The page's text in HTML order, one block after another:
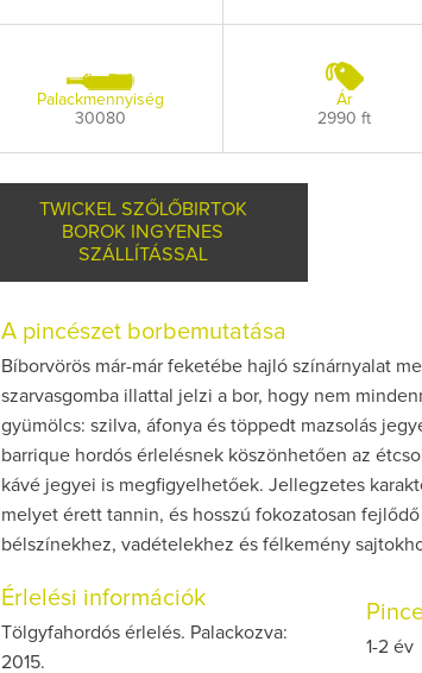
Palackmennyiség
30080
Ár
2990 ft
TWICKEL SZŐLŐBIRTOK
BOROK INGYENES
SZÁLLÍTÁSSAL
A pincészet borbemutatása
Bíborvörös már-már feketébe hajló színárnyalat
szarvasgomba illattal jelzi a bor, hogy nem
gyümölcs: szilva, áfonya és töppedt mazsolás
barrique hordós érlelésnek köszönhetően az
kávé jegyei is megfigyelhetőek. Jellegzetes
melyet érett tannin, és hosszú fokozatosan
bélszínekhez, vadételekhez és félkemény
Érlelési információk
Tölgyfahordós érlelés. Palackozva:
2015.
1-2 év